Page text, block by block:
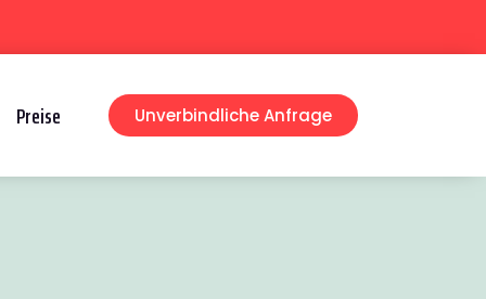
Preise Unverbindliche Anfrage